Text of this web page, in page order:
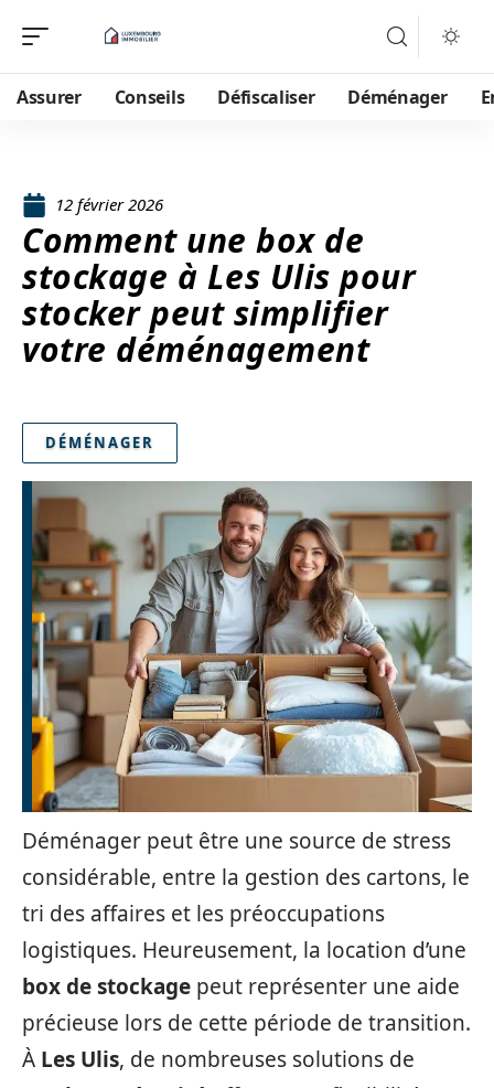
Assurer Conseils Défiscaliser Déménager
12 février 2026
Comment une box de
stockage à Les Ulis pour
stocker peut simplifier
votre déménagement
DÉMÉNAGER
Déménager peut être une source de stress
considérable, entre la gestion des cartons, le
tri des affaires et les préoccupations
logistiques. Heureusement, la location d’une
box de stockage peut représenter une aide
précieuse lors de cette période de transition.
À Les Ulis, de nombreuses solutions de